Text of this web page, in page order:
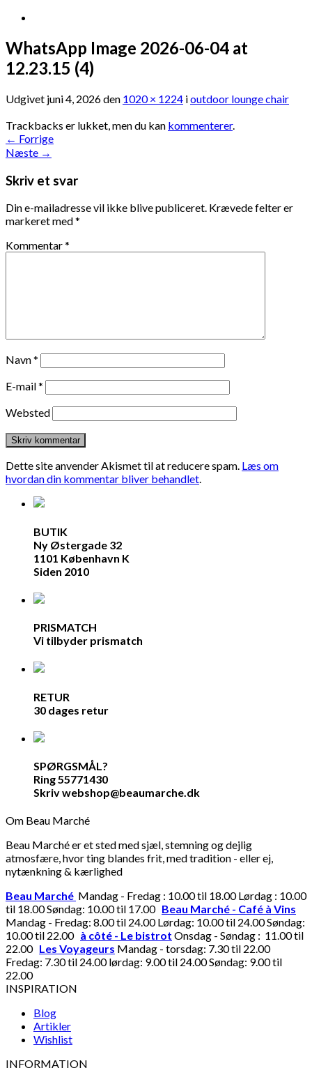
WhatsApp Image 2026-06-04 at
12.23.15 (4)
Udgivet juni 4, 2026den 1020 × 1224 ioutdoor lounge chair
Trackbacks er lukket, men du kan kommenterer.
← Forrige
Næste →
Skriv et svar
Din e-mailadresse vil ikke blive publiceret. Krævede felter er
markeret med*
Kommentar*
Navn*
E-mail*
Websted
Dette site anvender Akismet til at reducere spam. Læs om
hvordan din kommentar bliver behandlet.
BUTIK
Ny Østergade 32
1101 København K
Siden 2010
PRISMATCH
Vi tilbyder prismatch
RETUR
30 dages retur
SPØRGSMÅL?
Ring 55771430
Skriv webshop@beaumarche.dk
Om Beau Marché
Beau Marché er et sted med sjæl, stemning og dejlig
atmosfære, hvor ting blandes frit, med tradition - eller ej,
nytænkning & kærlighed
Beau Marché Mandag - Fredag : 10.00 til 18.00 Lørdag : 10.00
til 18.00 Søndag: 10.00 til 17.00 Beau Marché - Café à Vins
Mandag - Fredag: 8.00 til 24.00 Lørdag: 10.00 til 24.00 Søndag:
10.00 til 22.00 à côté - Le bistrot Onsdag - Søndag : 11.00 til
22.00 Les Voyageurs Mandag - torsdag: 7.30 til 22.00
Fredag: 7.30 til 24.00 lørdag: 9.00 til 24.00 Søndag: 9.00 til
22.00
INSPIRATION
Blog
Artikler
Wishlist
INFORMATION